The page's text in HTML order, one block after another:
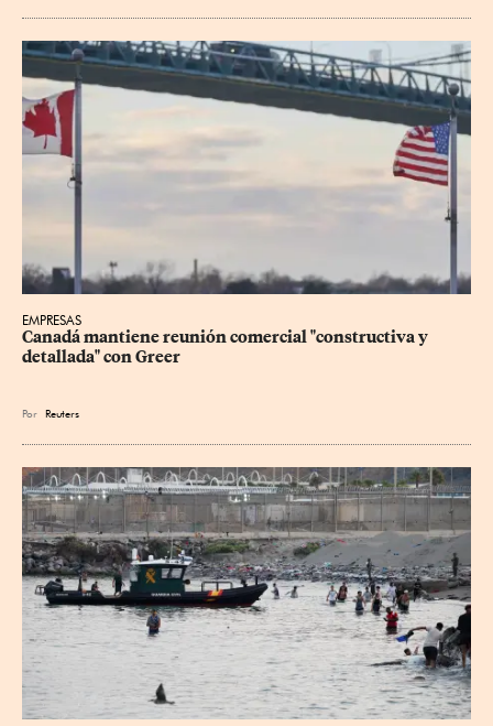
EMPRESAS
Canadá mantiene reunión ‌comercial "constructiva y
detallada" con Greer
Por Reuters